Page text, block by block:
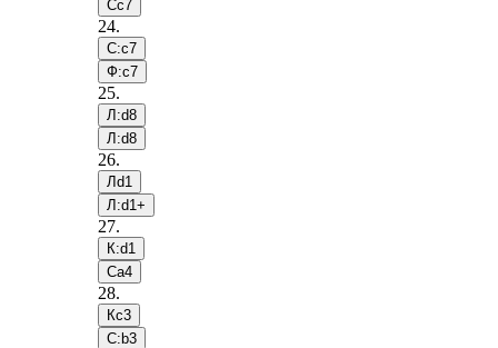
Сc7
24.
С:c7
Ф:c7
25.
Л:d8
Л:d8
26.
Лd1
Л:d1+
27.
К:d1
Сa4
28.
Кc3
С:b3